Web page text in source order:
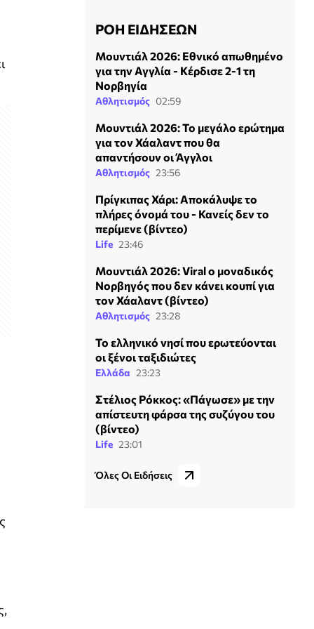
ΡΟΗ ΕΙΔΗΣΕΩΝ
Μουντιάλ 2026: Εθνικό απωθημένο
για την Αγγλία - Κέρδισε 2-1 τη
Νορβηγία
Αθλητισμός 02:59
Μουντιάλ 2026: Το μεγάλο ερώτημα
για τον Χάαλαντ που θα
απαντήσουν οι Άγγλοι
Αθλητισμός 23:56
Πρίγκιπας Χάρι: Αποκάλυψε το
πλήρες όνομά του - Κανείς δεν το
περίμενε (βίντεο)
Life 23:46
Μουντιάλ 2026: Viral ο μοναδικός
Νορβηγός που δεν κάνει κουπί για
τον Χάαλαντ (βίντεο)
Αθλητισμός 23:28
Το ελληνικό νησί που ερωτεύονται
οι ξένοι ταξιδιώτες
Ελλάδα 23:23
Στέλιος Ρόκκος: «Πάγωσε» με την
απίστευτη φάρσα της συζύγου του
(βίντεο)
Life 23:01
Όλες Οι Ειδήσεις